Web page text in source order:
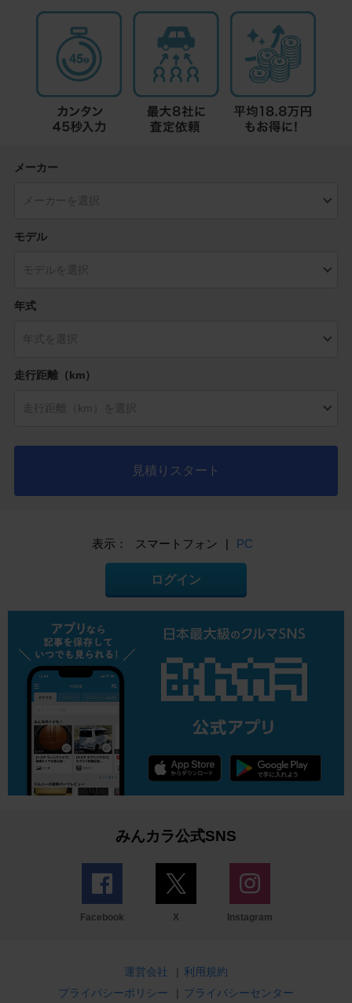
メーカー
モデル
年式
走行距離（km）
見積りスタート
表示： スマートフォン | PC
ログイン
みんカラ公式SNS
Facebook X Instagram
運営会社 | 利用規約
プライバシーポリシー
| プライバシーセンター